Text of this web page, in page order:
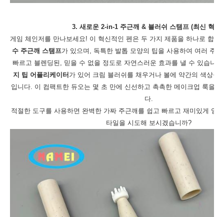
3. 새로운 2-in-1 주근깨 & 블러쉬 스탬프 (최신 혁신
게임 체인저를 만나보세요! 이 혁신적인 펜은 두 가지 제품을 하나로 합쳤
수 주근깨 스탬프가 있으며, 독특한 발톱 모양의 팁을 사용하여 여러 주
빠르고 블렌딩된, 믿을 수 없을 정도로 자연스러운 효과를 낼 수 있습니
지 팁 어플리케이터 가 있어 크림 블러쉬를 채우거나 볼에 약간의 색상을
입니다. 이 컴팩트한 듀오는 몇 초 만에 신선하고 촉촉한 메이크업 룩을
다.
적절한 도구를 사용하면 완벽한 가짜 주근깨를 쉽고 빠르고 재미있게 얻
타일을 시도해 보시겠습니까?